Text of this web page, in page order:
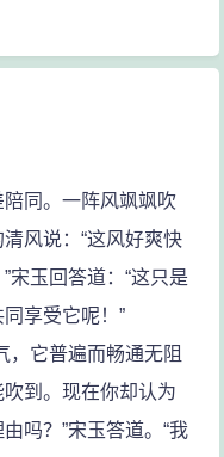
同。一阵风飒飒吹
风说：“这风好爽快
宋玉回答道：“这只是
享受它呢！”
，它普遍而畅通无阻
到。现在你却认为
吗？”宋玉答道。“我